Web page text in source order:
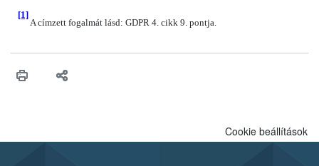
[1]
A címzett fogalmát lásd: GDPR 4. cikk 9. pontja.
Cookie beállítások